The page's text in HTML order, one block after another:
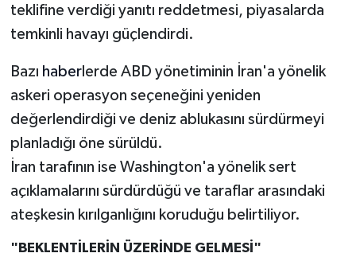
teklifine verdiği yanıtı reddetmesi, piyasalarda
temkinli havayı güçlendirdi.
Bazı haberlerde ABD yönetiminin İran'a yönelik
askeri operasyon seçeneğini yeniden
değerlendirdiği ve deniz ablukasını sürdürmeyi
planladığı öne sürüldü.
İran tarafının ise Washington'a yönelik sert
açıklamalarını sürdürdüğü ve taraflar arasındaki
ateşkesin kırılganlığını koruduğu belirtiliyor.
"BEKLENTİLERİN ÜZERİNDE GELMESİ"